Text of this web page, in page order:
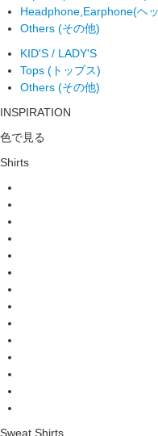
Headphone,Earphone(ヘ
Others (その他)
KID'S / LADY'S
Tops (トップス)
Others (その他)
INSPIRATION
色で見る
Shirts
Sweat Shirts